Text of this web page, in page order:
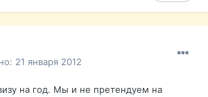
21 января 2012
на год. Мы и не претендуем на